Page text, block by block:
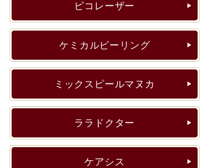
ピコレーザー ▶︎
ケミカルピーリング ▶︎
ミックスピールマヌカ ▶︎
ララドクター ▶︎
ケアシス ▶︎